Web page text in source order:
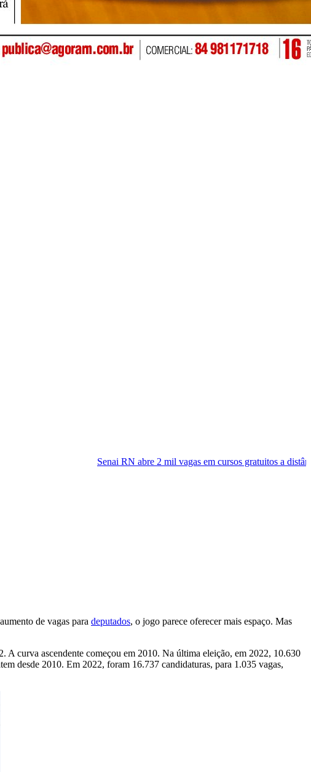
Senai RN abre 2 mil vagas em cursos gratuitos a distância; inscrições já
de vagas para deputados, o jogo parece oferecer mais espaço. Mas
curva ascendente começou em 2010. Na última eleição, em 2022, 10.630
desde 2010. Em 2022, foram 16.737 candidaturas, para 1.035 vagas,